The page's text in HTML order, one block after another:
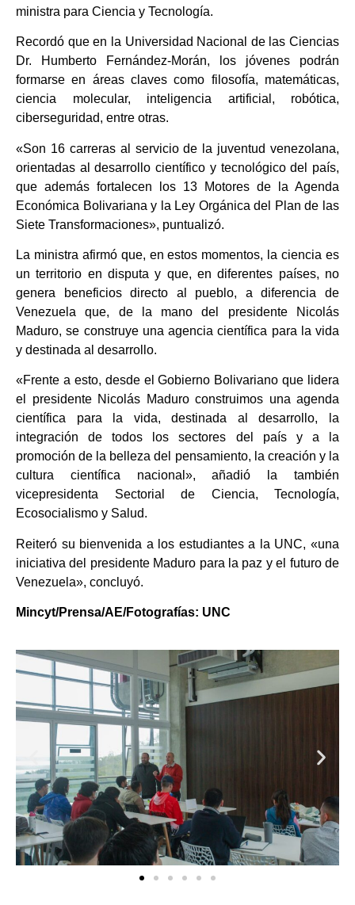
ministra para Ciencia y Tecnología.
Recordó que en la Universidad Nacional de las Ciencias
Dr. Humberto Fernández-Morán, los jóvenes podrán
formarse en áreas claves como filosofía, matemáticas,
ciencia molecular, inteligencia artificial, robótica,
ciberseguridad, entre otras.
«Son 16 carreras al servicio de la juventud venezolana,
orientadas al desarrollo científico y tecnológico del país,
que además fortalecen los 13 Motores de la Agenda
Económica Bolivariana y la Ley Orgánica del Plan de las
Siete Transformaciones», puntualizó.
La ministra afirmó que, en estos momentos, la ciencia es
un territorio en disputa y que, en diferentes países, no
genera beneficios directo al pueblo, a diferencia de
Venezuela que, de la mano del presidente Nicolás
Maduro, se construye una agencia científica para la vida
y destinada al desarrollo.
«Frente a esto, desde el Gobierno Bolivariano que lidera
el presidente Nicolás Maduro construimos una agenda
científica para la vida, destinada al desarrollo, la
integración de todos los sectores del país y a la
promoción de la belleza del pensamiento, la creación y la
cultura científica nacional», añadió la también
vicepresidenta Sectorial de Ciencia, Tecnología,
Ecosocialismo y Salud.
Reiteró su bienvenida a los estudiantes a la UNC, «una
iniciativa del presidente Maduro para la paz y el futuro de
Venezuela», concluyó.
Mincyt/Prensa/AE/Fotografías: UNC